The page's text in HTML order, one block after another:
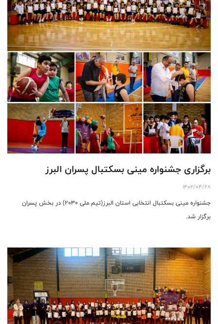
برگزاری جشنواره مینی بسکتبال پسران البرز
1402/04/28
جشنواره مینی بسکتبال انتخابی استان البرز(تیم ملی ۲۰۳۰) در بخش پسران
برگزار شد.